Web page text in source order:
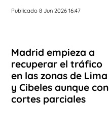
Publicado 8 Jun 2026 16:47
Madrid empieza a
recuperar el tráfico
en las zonas de Lima
y Cibeles aunque con
cortes parciales